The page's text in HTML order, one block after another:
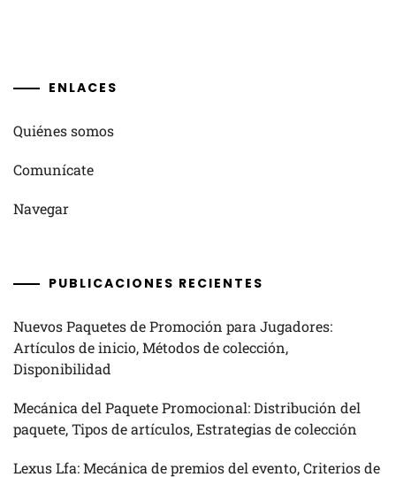
ENLACES
Quiénes somos
Comunícate
Navegar
PUBLICACIONES RECIENTES
Nuevos Paquetes de Promoción para Jugadores:
Artículos de inicio, Métodos de colección,
Disponibilidad
Mecánica del Paquete Promocional: Distribución del
paquete, Tipos de artículos, Estrategias de colección
Lexus Lfa: Mecánica de premios del evento, Criterios de